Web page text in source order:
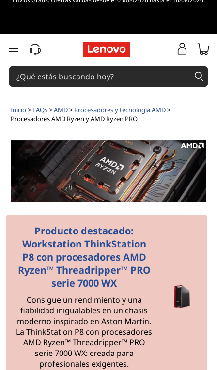
u
eIr al contenido principal
Inicio> FAQs>AMD> Procesadores y tecnología AMD>
Procesadores AMD Ryzen y AMD Ryzen PRO
Producto destacado:
Workstation ThinkStation
P8 con procesadores AMD
Ryzen™ Threadripper™ PRO
serie 7000 WX
Consigue un rendimiento y una
fiabilidad inigualables en un chasis
moderno inspirado en Aston Martin.
La ThinkStation P8 con procesadores
AMD Ryzen™ Threadripper™ PRO
serie 7000 WX: creada para
profesionales exigentes.